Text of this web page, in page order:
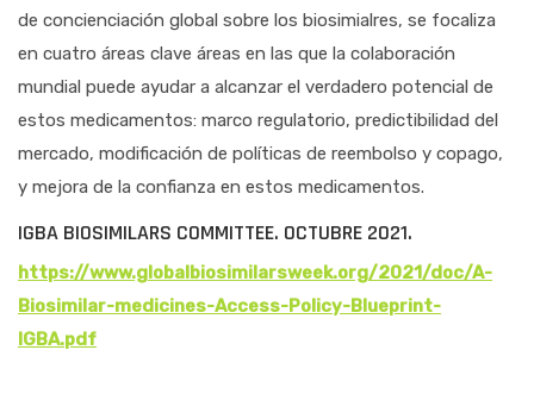
de concienciación global sobre los biosimialres, se focaliza
en cuatro áreas clave áreas en las que la colaboración
mundial puede ayudar a alcanzar el verdadero potencial de
estos medicamentos: marco regulatorio, predictibilidad del
mercado, modificación de políticas de reembolso y copago,
y mejora de la confianza en estos medicamentos.
IGBA BIOSIMILARS COMMITTEE. OCTUBRE 2021.
https://www.globalbiosimilarsweek.org/2021/doc/A-
Biosimilar-medicines-Access-Policy-Blueprint-
IGBA.pdf